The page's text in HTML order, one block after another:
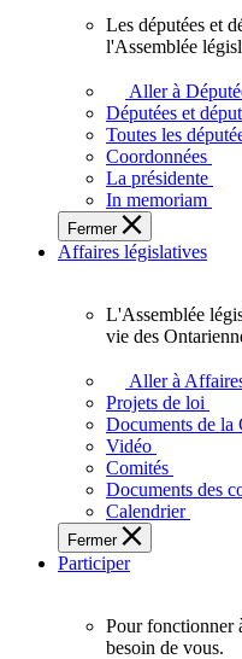
députés
vous
représentent
sein
de
l'Assemblée
législative
l'Ontario.
Les députées et
l'Assemblée
Aller à
Députées et
Toutes les
Coordonnées
La présidente
In memoriam
Fermer
Affaires législatives
L'Assemblée
adopte
touchent
des
Ontariennes
et
L'Assemblée
vie des
Aller à
Projets de loi
Documents de la
Vidéo
Comités
Documents des
Calendrier
Fermer
Participer
Pour fonctionner
besoin de vous.